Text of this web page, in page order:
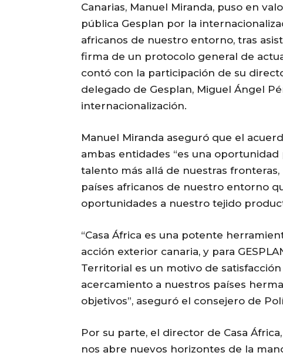
Canarias, Manuel Miranda, puso en
pública Gesplan por la
africanos de nuestro entorno, tras
firma de un protocolo general de
contó con la participación de su
delegado de Gesplan, Miguel Ángel
internacionalización.
Manuel Miranda aseguró que el
ambas entidades “es una
talento más allá de nuestras
países africanos de nuestro entorno
oportunidades a nuestro tejido
“Casa África es una potente
acción exterior canaria, y para
Territorial es un motivo de
acercamiento a nuestros países
objetivos”, aseguró el consejero de
Por su parte, el director de Casa
nos abre nuevos horizontes de la